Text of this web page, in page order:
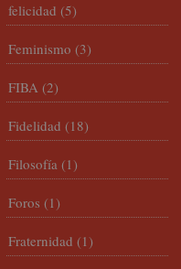
felicidad (5)
Feminismo (3)
FIBA (2)
Fidelidad (18)
Filosofía (1)
Foros (1)
Fraternidad (1)